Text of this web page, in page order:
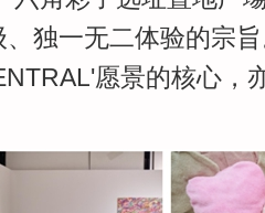
独一无二体验的宗
愿景的核心，